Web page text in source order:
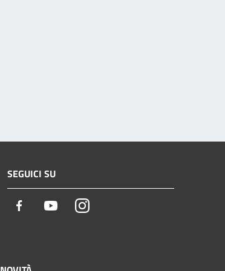
SEGUICI SU
Facebook YoutubeInstagram